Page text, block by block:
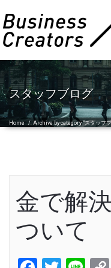
スタッフブログ
Home /Archive by category "スタッフ
金で解
ついて